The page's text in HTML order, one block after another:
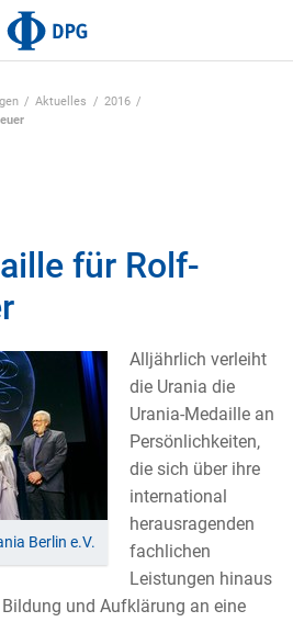
Aktuelles
2016
für Rolf-
Berlin e.V.
Alljährlich verleiht
die Urania die
Urania-Medaille an
Persönlichkeiten,
die sich über ihre
international
herausragenden
fachlichen
Leistungen hinaus
und Aufklärung an eine